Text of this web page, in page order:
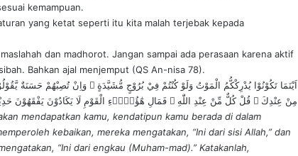
kemampuan.
yang ketat seperti itu kita malah terjebak kepada
dan madhorot. Jangan sampai ada perasaan karena aktif
Bahkan ajal menjemput (QS An-nisa 78).
اَيْنَمَا تَكُوْنُوْا يُدْرِكْكُّمُ الْمَوْتُ وَلَوْ كُنْتُمْ فِيْ بُرُوْجٍ مُّشَيَّدَةٍ ۗ وَاِنْ تُصِبْهُمْ حَسَنَةٌ
مِنْ عِنْدِكَ ۗ قُلْ كُلٌّ مِّنْ عِنْدِ اللّٰهِ ۗ فَمَالِ هٰٓؤُلَاۤءِ الْقَوْمِ لَا يَكَادُوْنَ يَفْقَهُوْنَ
mendapatkan kamu, kendatipun kamu berada di dalam
kebaikan, mereka mengatakan, “Ini dari sisi Allah,” dan
“Ini dari engkau (Muham-mad).” Katakanlah,